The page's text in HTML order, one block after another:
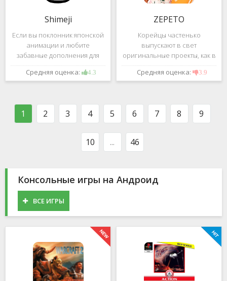
Shimeji
Если вы поклонник японской
анимации и любите
забавные дополнения для
своего смартфона, обратите
внимание на Shimeji -
устройства милыми
персонажами в
Средняя оценка: 4.3
ZEPETO
Корейцы частенько
выпускают в свет
оригинальные проекты, как в
сфере игр, так и приложений.
Так, ZEPETO стремительно
Южной Кореи, не смотря на
Средняя оценка: 3.9
1 2 3 4 5 6 7 8 9
10 ... 46
Консольные игры на Андроид
ВСЕ ИГРЫ